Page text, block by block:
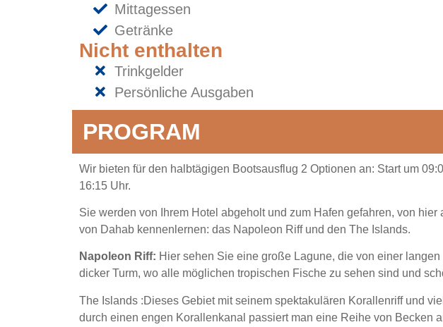
Mittagessen
Getränke
Nicht enthalten
Trinkgelder
Persönliche Ausgaben
PROGRAM
Wir bieten für den halbtägigen Bootsausflug 2 Optionen an: Start um
16:15 Uhr.
Sie werden von Ihrem Hotel abgeholt und zum Hafen gefahren, von
von Dahab kennenlernen: das Napoleon Riff und den The Islands.
Napoleon Riff: Hier sehen Sie eine große Lagune, die von einer
dicker Turm, wo alle möglichen tropischen Fische zu sehen sind und
The Islands :Dieses Gebiet mit seinem spektakulären Korallenriff und
durch einen engen Korallenkanal passiert man eine Reihe von